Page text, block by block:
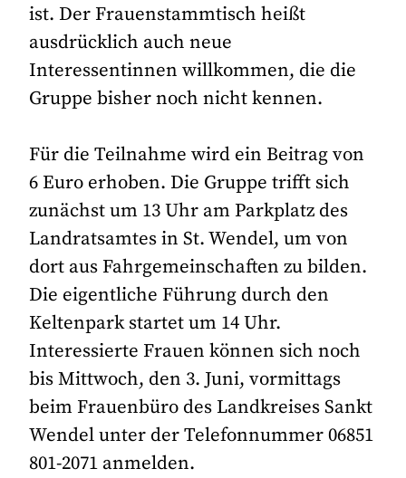
ist. Der Frauenstammtisch heißt
ausdrücklich auch neue
Interessentinnen willkommen, die die
Gruppe bisher noch nicht kennen.
Für die Teilnahme wird ein Beitrag von
6 Euro erhoben. Die Gruppe trifft sich
zunächst um 13 Uhr am Parkplatz des
Landratsamtes in St. Wendel, um von
dort aus Fahrgemeinschaften zu bilden.
Die eigentliche Führung durch den
Keltenpark startet um 14 Uhr.
Interessierte Frauen können sich noch
bis Mittwoch, den 3. Juni, vormittags
beim Frauenbüro des Landkreises Sankt
Wendel unter der Telefonnummer 06851
801-2071 anmelden.